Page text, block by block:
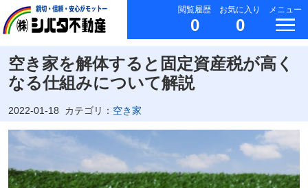
閲覧履歴
0
お気に入り
0
メニュー
空き家を解体すると固定資産税が高く
なる仕組みについて解説
2022-01-18 カテゴリ： 空き家